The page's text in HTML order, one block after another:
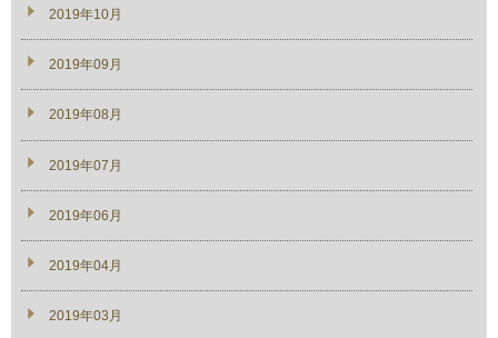
2019年10月
2019年09月
2019年08月
2019年07月
2019年06月
2019年04月
2019年03月